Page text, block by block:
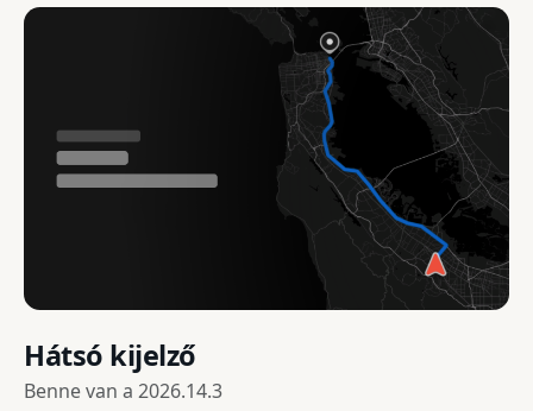
Hátsó kijelző
Benne van a 2026.14.3